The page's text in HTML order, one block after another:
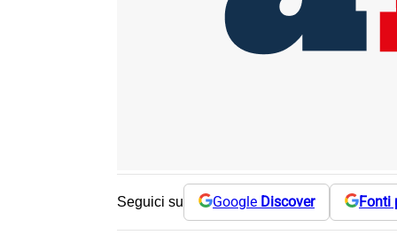
Seguici su Google Discover Fonti